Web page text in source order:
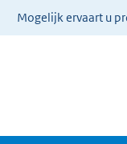
Mogelijk ervaart u